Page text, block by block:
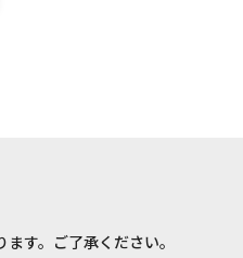
す。ご了承ください。